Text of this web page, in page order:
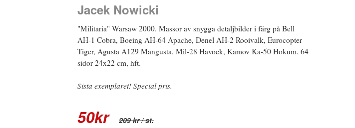
Jacek Nowicki
"Militaria" Warsaw 2000. Massor av snygga detaljbilder i färg på Bell
AH-1 Cobra, Boeing AH-64 Apache, Denel AH-2 Rooivalk, Eurocopter
Tiger, Agusta A129 Mangusta, Mil-28 Havock, Kamov Ka-50 Hokum. 64
sidor 24x22 cm, hft.
Sista exemplaret! Special pris.
50kr 209 kr/ st.